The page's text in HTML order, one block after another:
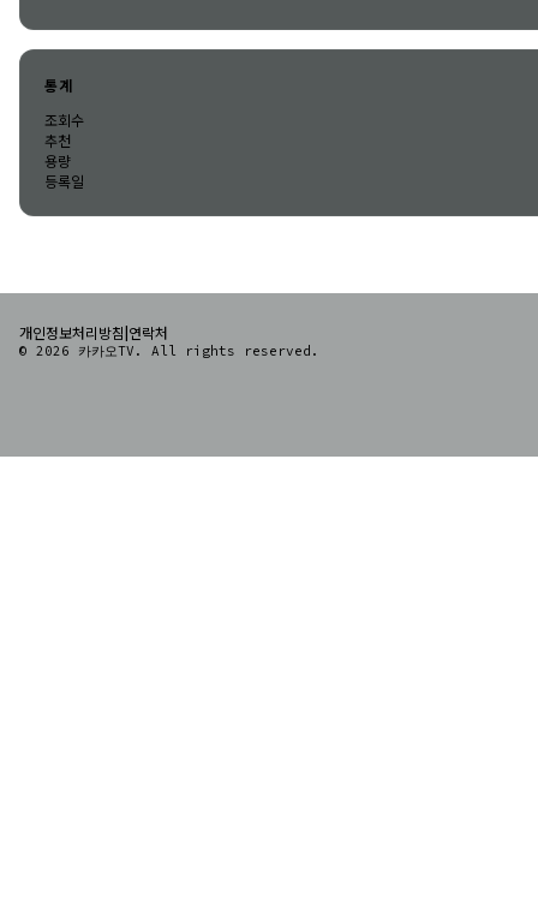
통계
조회수
추천
용량
등록일
개인정보처리방침|연락처
© 2026 카카오TV. All rights reserved.